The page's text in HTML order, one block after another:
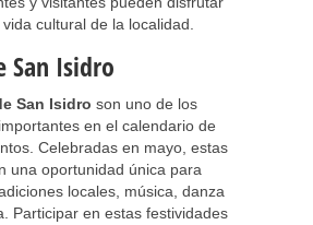
cultural de la localidad.
San Isidro
San Isidro son uno de los
en el calendario de
Celebradas en mayo, estas
una oportunidad única para
locales, música, danza
Participar en estas festividades